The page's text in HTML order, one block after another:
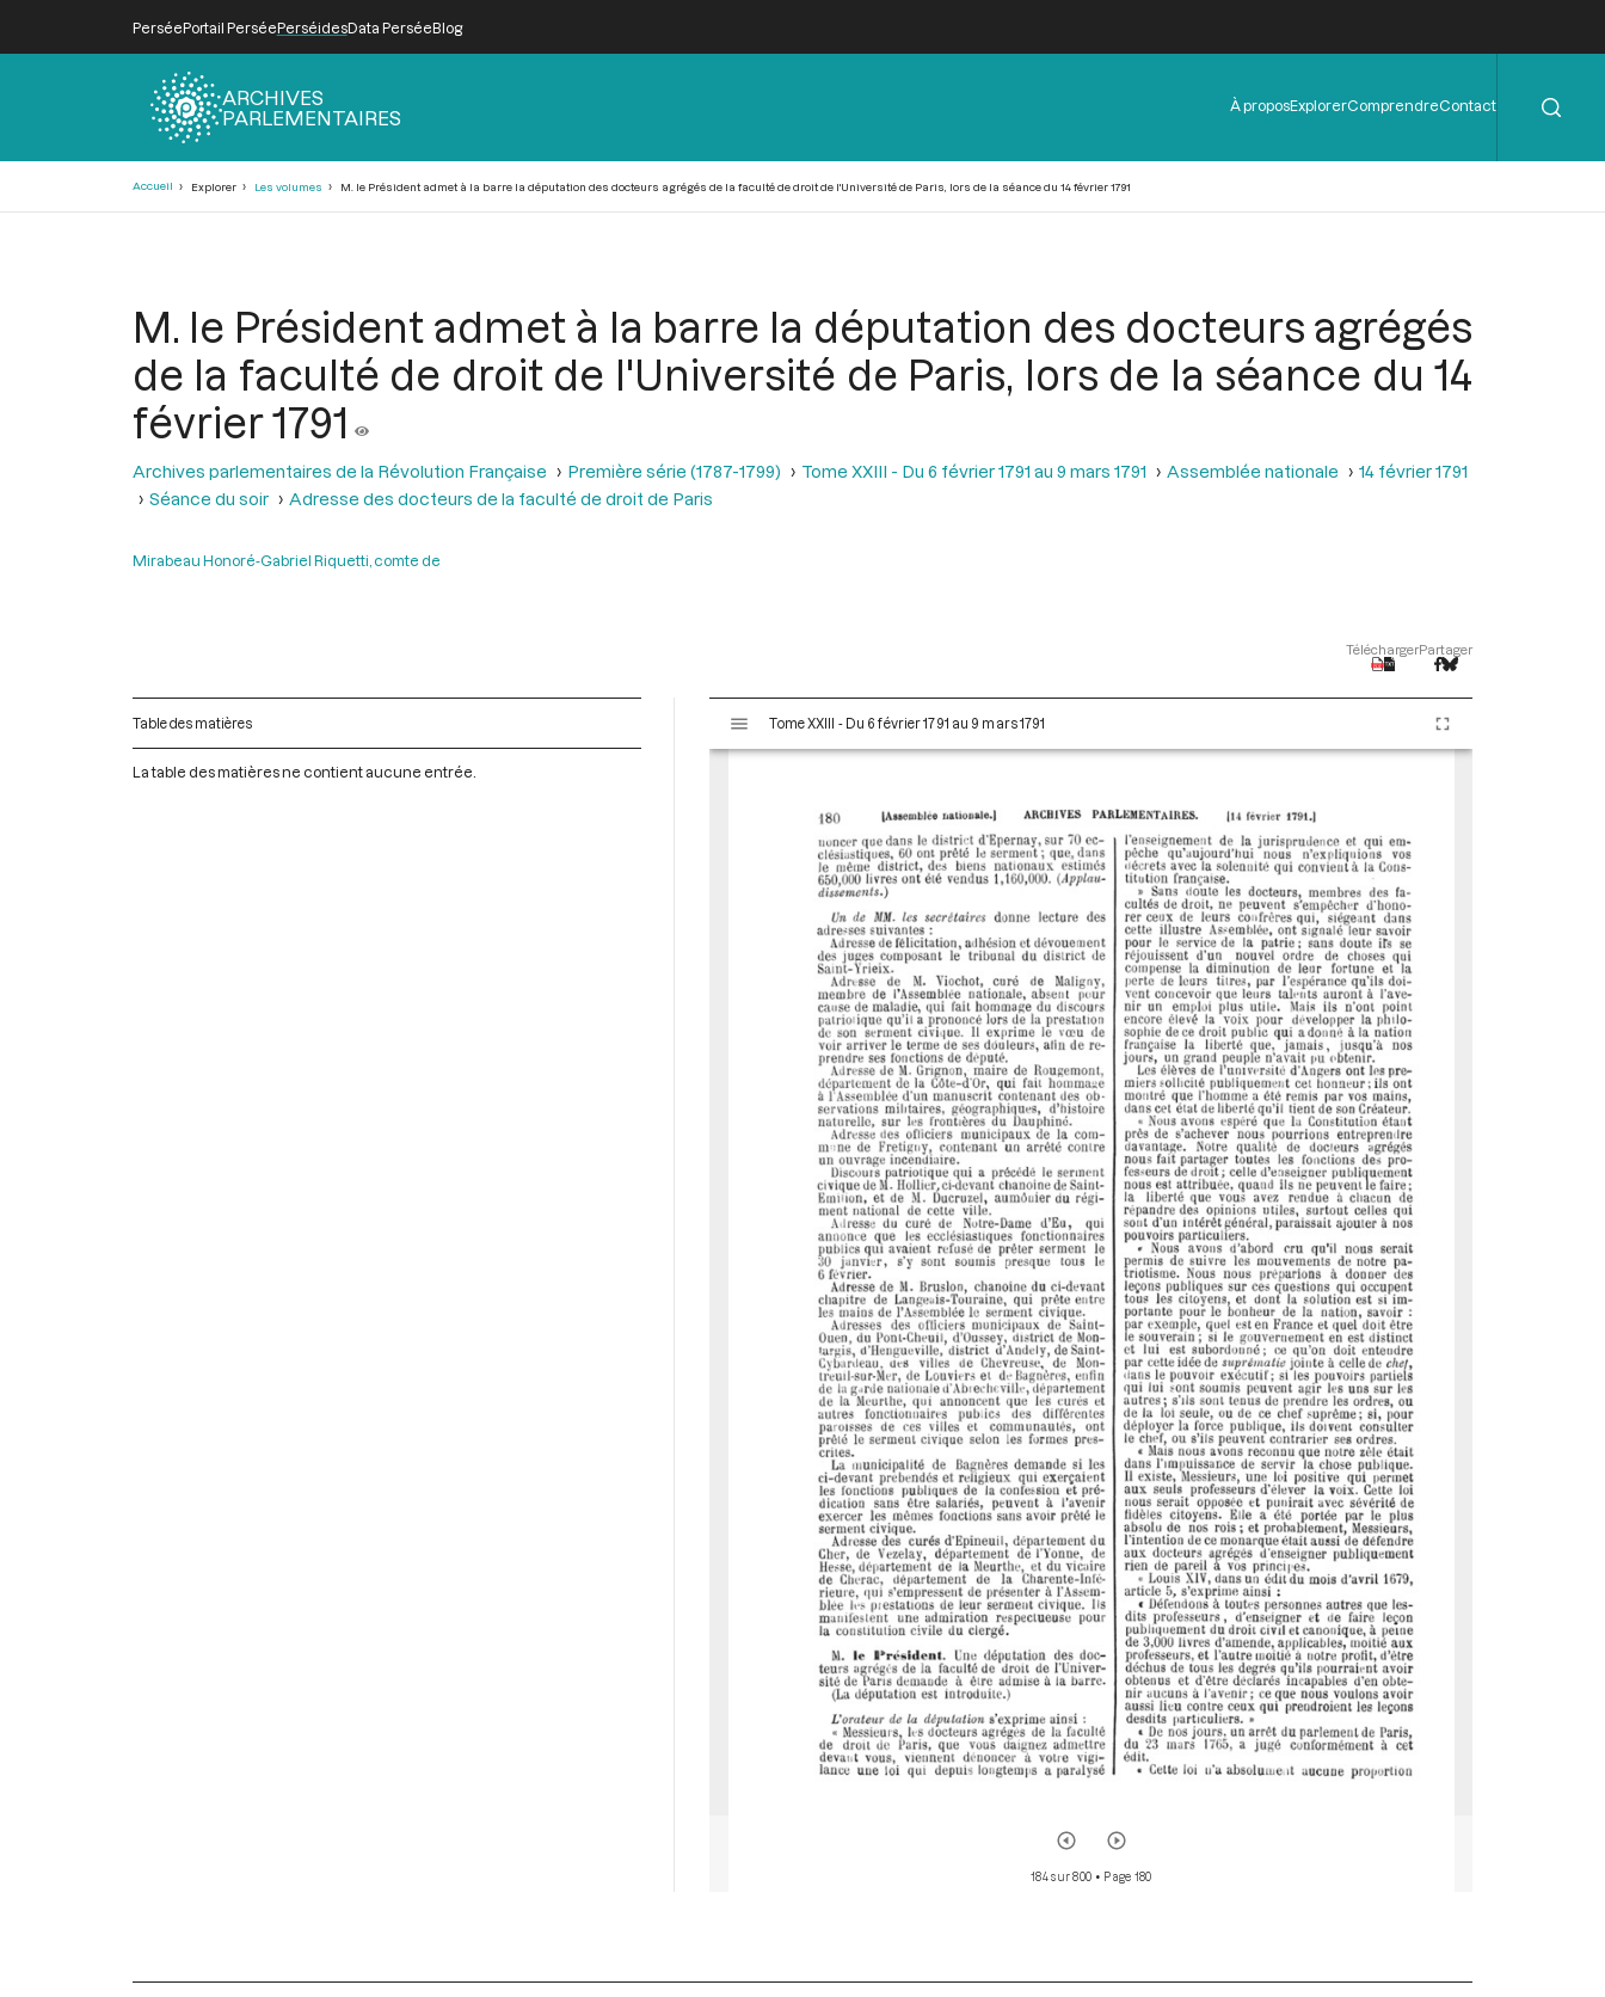
PerséePortail PerséePerséidesData PerséeBlog
ARCHIVES
PARLEMENTAIRES
Menu
de
À proposExplorerComprendreContact
Accueil Explorer Les volumes M. le Président admet à la barre la députation des docteurs agrégés de la faculté de droit de l'Université de Paris, lors de la séance du 14 février 1791
M. le Président admet à la barre la députation des docteurs agrégés
de la faculté de droit de l'Université de Paris, lors de la séance du 14
février 1791
Archives parlementaires de la Révolution Française Première série (1787-1799) Tome XXIII - Du 6 février 1791 au 9 mars 1791 Assemblée nationale
14 février 1791
Séance du soir
Adresse des docteurs de la faculté de droit de Paris
Mirabeau Honoré-Gabriel Riquetti, comte de
TéléchargerPartager
Table des matières
La table des matières ne contient aucune entrée.
s
Tome XXIII - Du 6 février 1791 au 9 mars 1791
184 sur 800 • Page 180